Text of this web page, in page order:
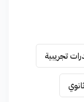
تجريبية